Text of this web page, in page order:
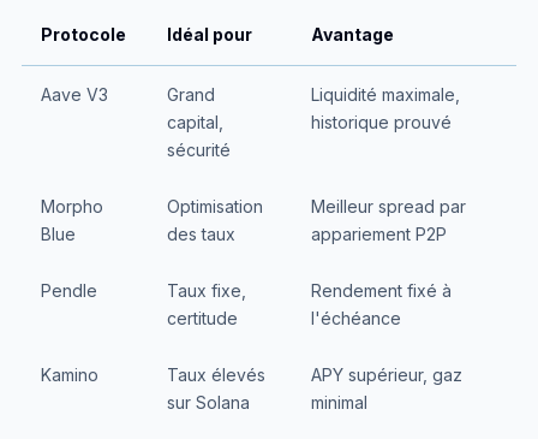
Protocole Idéal pour Avantage
Aave V3
Grand
capital,
sécurité
Liquidité maximale,
historique prouvé
Morpho
Blue
Optimisation
des taux
Meilleur spread par
appariement P2P
Pendle
Taux fixe,
certitude
Rendement fixé à
l'échéance
Kamino
Taux élevés
sur Solana
APY supérieur, gaz
minimal